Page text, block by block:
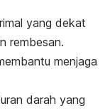
yang dekat
rembesan.
menjaga
darah yang